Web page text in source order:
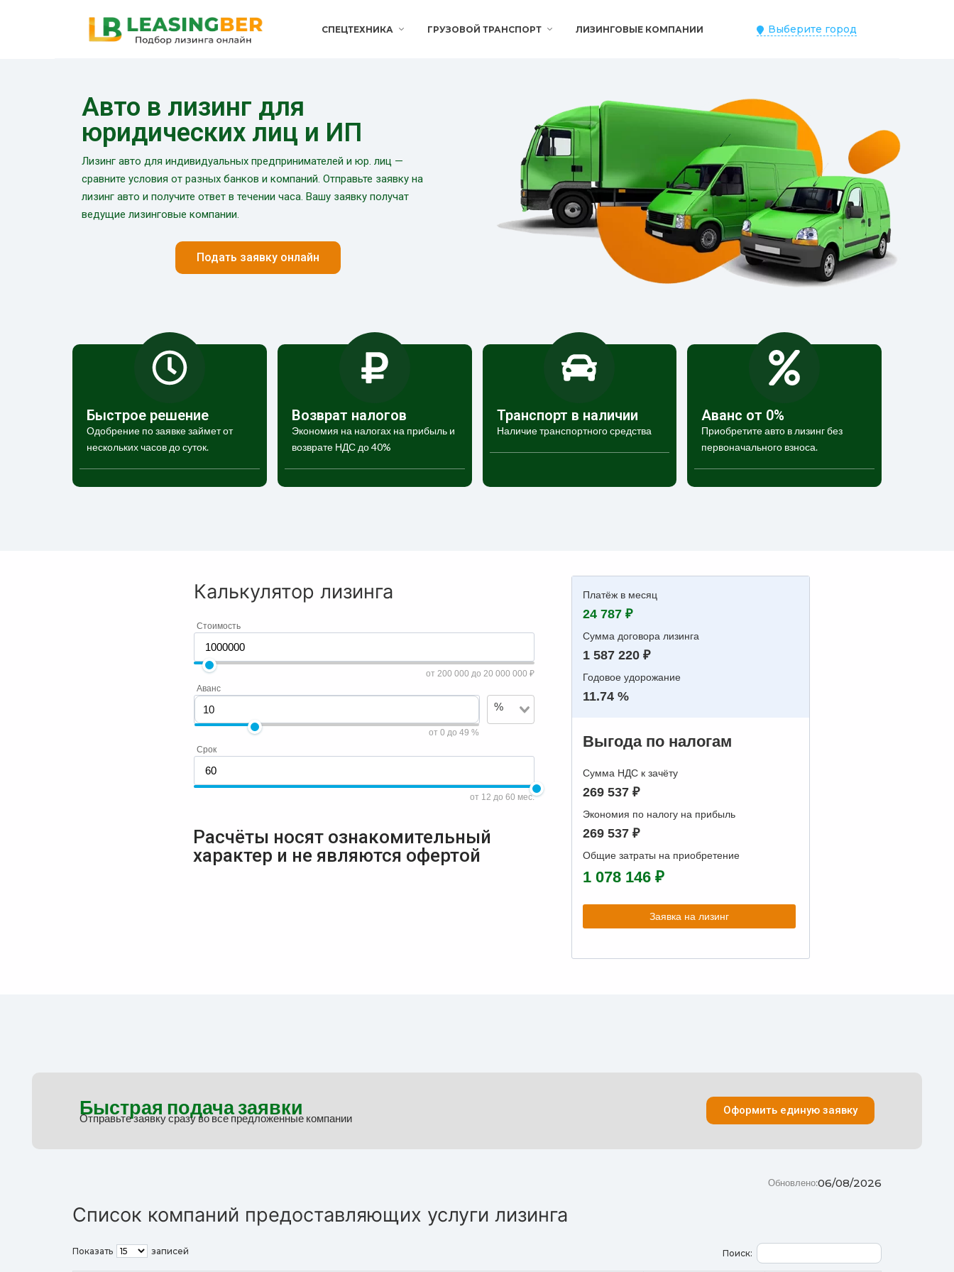
СПЕЦТЕХНИКА ГРУЗОВОЙ ТРАНСПОРТ ЛИЗИНГОВЫЕ КОМПАНИИ Выберите город
Авто в лизинг для
юридических лиц и ИП
Лизинг авто для индивидуальных предпринимателей и юр. лиц —
сравните условия от разных банков и компаний. Отправьте заявку на
лизинг авто и получите ответ в течении часа. Вашу заявку получат
ведущие лизинговые компании.
Подать заявку онлайн
Быстрое решение
Одобрение по заявке займет от
нескольких часов до суток.
Возврат налогов
Экономия на налогах на прибыль и
возврате НДС до 40%
Транспорт в наличии
Наличие транспортного средства
Аванс от 0%
Приобретите авто в лизинг без
первоначального взноса.
Калькулятор лизинга
Стоимость
от 200 000 до 20 000 000 ₽
Аванс
от 0 до 49 %
%
Срок
от 12 до 60 мес.
Платёж в месяц
24 787 ₽
Сумма договора лизинга
1 587 220 ₽
Годовое удорожание
11.74 %
Выгода по налогам
Сумма НДС к зачёту
269 537 ₽
Экономия по налогу на прибыль
269 537 ₽
Общие затраты на приобретение
1 078 146 ₽
Заявка на лизинг
Расчёты носят ознакомительный
характер и не являются офертой
Быстрая подача заявки
Отправьте заявку сразу во все предложенные компании
Оформить единую заявку
06/08/2026
Обновлено:
Список компаний предоставляющих услуги лизинга
Показать записей Поиск: